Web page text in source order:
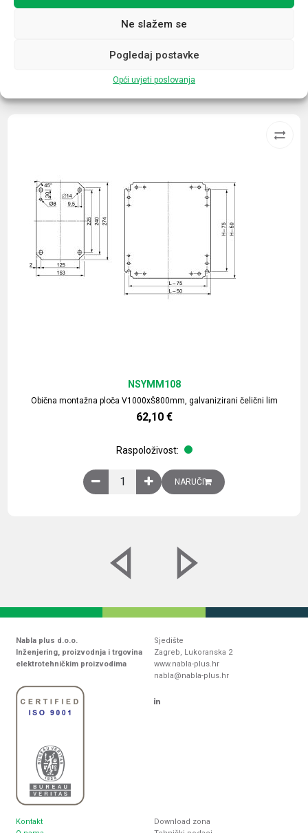
Ne slažem se
Pogledaj postavke
Opći uvjeti poslovanja
Povezani proizvodi
Obična montažna ploča V1000xŠ800mm, galvanizirani čelični lim
NSYMM108
62,10 €
Raspoloživost:
Obična montažna ploča V1000xŠ800mm,
NARUČI
Nabla plus d.o.o.
Inženjering, proizvodnja i trgovina
elektrotehničkim proizvodima
Sjedište
Zagreb, Lukoranska 2
www.nabla-plus.hr
nabla@nabla-plus.hr
Kontakt
Download zona